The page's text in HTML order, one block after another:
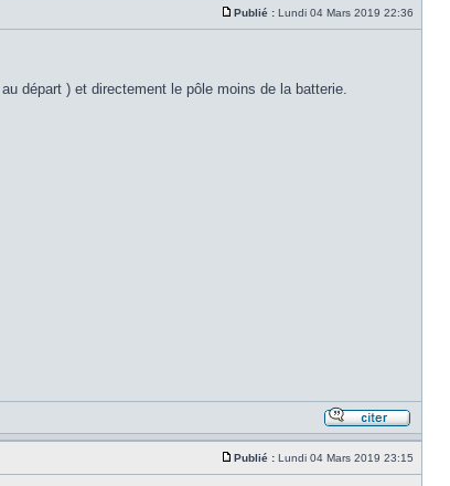
Publié : Lundi 04 Mars 2019 22:36
départ ) et directement le pôle moins de la batterie.
Publié : Lundi 04 Mars 2019 23:15